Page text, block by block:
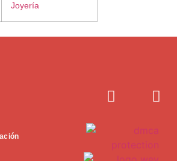
Joyería